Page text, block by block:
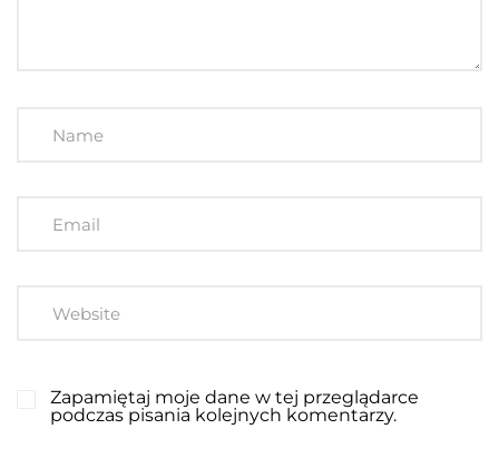
Zapamiętaj moje dane w tej przeglądarce
podczas pisania kolejnych komentarzy.